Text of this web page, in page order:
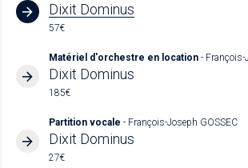
Dixit Dominus
57€
Matériel d'orchestre en location - François-
Dixit Dominus
185€
Partition vocale - François-Joseph GOSSEC
Dixit Dominus
27€